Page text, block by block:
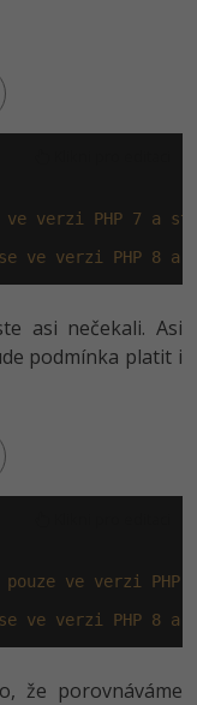
ve verzi PHP 7 a
ve verzi PHP 8 a
asi nečekali. Asi
podmínka platit i
pouze ve verzi
ve verzi PHP 8 a
že porovnáváme